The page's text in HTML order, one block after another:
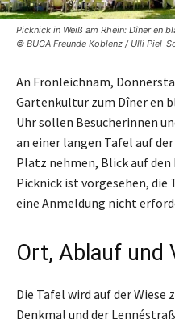
Picknick in Weiß am Rhein: Dîner en
© BUGA Freunde Koblenz / Ulli Piel-
An Fronleichnam,
Gartenkultur zum Dîner en
Uhr sollen Besucherinnen
an einer langen Tafel auf
Platz nehmen, Blick auf
Picknick ist vorgesehen,
eine Anmeldung nicht
Ort, Ablauf und
Die Tafel wird auf der Wiese
Denkmal und der